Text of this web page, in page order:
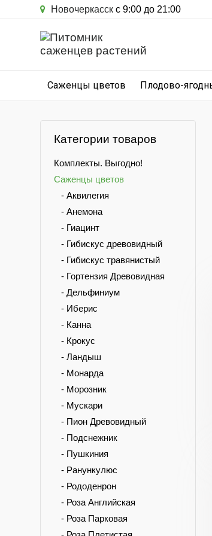
Новочеркасск с 9:00 до 21:00
Саженцы цветов Плодово-
Категории товаров
Комплекты. Выгодно!
Саженцы цветов
- Аквилегия
- Анемона
- Гиацинт
- Гибискус древовидный
- Гибискус травянистый
- Гортензия Древовидная
- Дельфиниум
- Иберис
- Канна
- Крокус
- Ландыш
- Монарда
- Морозник
- Мускари
- Пион Древовидный
- Подснежник
- Пушкиния
- Ранункулюс
- Рододенрон
- Роза Английская
- Роза Парковая